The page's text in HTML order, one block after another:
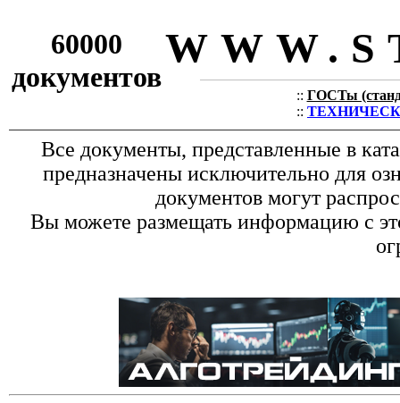
60000
документов
:: ГОСТы
::
Все документы, представленные в
предназначены исключительно для
документов могут
Вы можете размещать информацию с